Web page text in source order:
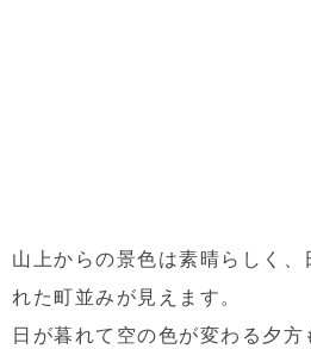
山上からの景色は素晴らしく、
れた町並みが見えます。
日が暮れて空の色が変わる夕方